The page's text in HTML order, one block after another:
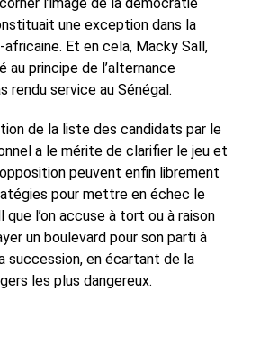
une exception dans la
Et en cela, Macky Sall,
au principe de l’alternance
rendu service au Sénégal.
de la liste des candidats par le
a le mérite de clarifier le jeu et
peuvent enfin librement
pour mettre en échec le
que l’on accuse à tort ou à raison
un boulevard pour son parti à
succession, en écartant de la
les plus dangereux.